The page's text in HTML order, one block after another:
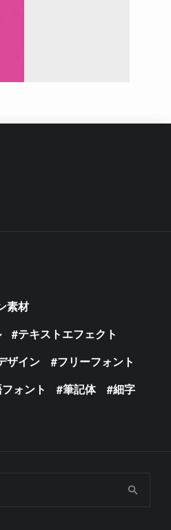
素材
テキストエフェクト
ザイン
フリーフォント
ォント 筆記体
細字